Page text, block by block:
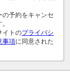
予約をキャンセ
イトのプライバシ
事項に同意された